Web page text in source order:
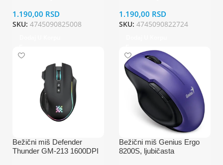
1.190,00 RSD
SKU: 4745090825008
1.190,00 RSD
SKU: 4745090822724
Bežični miš Defender
Thunder GM-213 1600DPI
Bežični miš Genius Ergo
8200S, ljubičasta